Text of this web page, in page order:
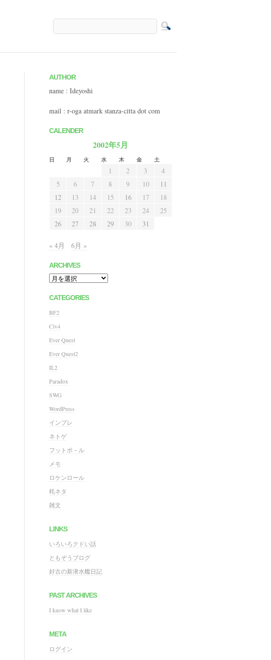
AUTHOR
name : Ideyoshi
mail : r-oga atmark stanza-citta dot com
CALENDER
2002年5月
日 月 火 水 木 金 土
1 2 3
4
5
6 7 8 9 10
11
12
13 14 15 16 17
18
19
20 21 22 23 24
25
26
27 28 29 30 31
« 4月 6月 »
ARCHIVES
Archives
CATEGORIES
BF2
Civ4
Ever Quest
Ever Quest2
IL2
Paradox
SWG
WordPress
インプレ
ネトゲ
フットボ－ル
メモ
ロケンロール
粍ネタ
雑文
LINKS
いろいろクドい話
ともぞうブログ
好古の新潜水艦日記
PAST ARCHIVES
I know what I like
META
ログイン